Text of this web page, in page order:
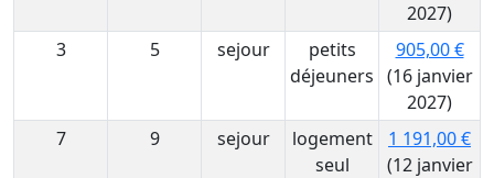
2027)
3
5 sejour
petits
déjeuners
905,00 €
(16 janvier
2027)
7
9 sejour
logement
seul
1 191,00 €
(12 janvier